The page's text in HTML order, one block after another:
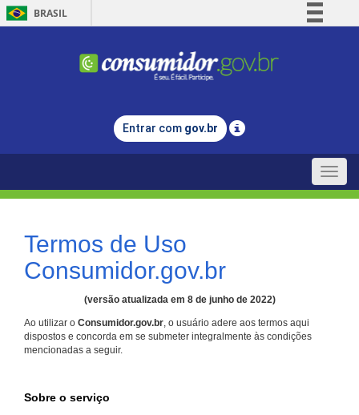
BRASIL
Comunica BR
Legislação
Entrar com gov.br
Toggle
Termos de Uso
Consumidor.gov.br
(versão atualizada em 8 de junho de 2022)
Ao utilizar o Consumidor.gov.br, o usuário adere aos termos aqui
dispostos e concorda em se submeter integralmente às condições
mencionadas a seguir.
Sobre o serviço